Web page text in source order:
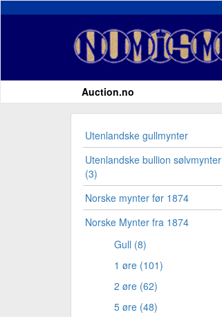
Auction.no
Utenlandske gullmynter
Utenlandske bullion sølvmynter
(3)
Norske mynter før 1874
Norske Mynter fra 1874
Gull (8)
1 øre (101)
2 øre (62)
5 øre (48)